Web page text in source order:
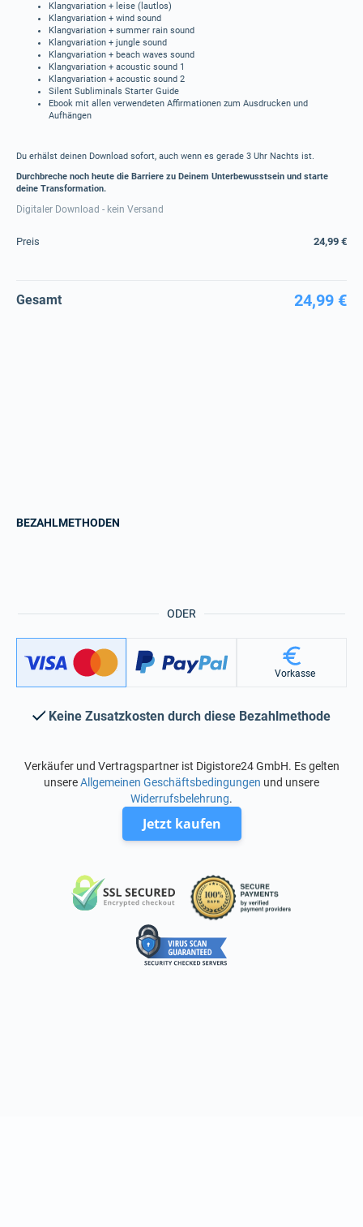
Klangvariation + leise (lautlos)
Klangvariation + wind sound
Klangvariation + summer rain sound
Klangvariation + jungle sound
Klangvariation + beach waves sound
Klangvariation + acoustic sound 1
Klangvariation + acoustic sound 2
Silent Subliminals Starter Guide
Ebook mit allen verwendeten Affirmationen zum Ausdrucken und
Aufhängen
Du erhälst deinen Download sofort, auch wenn es gerade 3 Uhr Nachts ist.
Durchbreche noch heute die Barriere zu Deinem Unterbewusstsein und starte
deine Transformation.
Digitaler Download - kein Versand
Preis 24,99 €
Gesamt 24,99 €
ODER
BEZAHLMETHODEN
Vorkasse
Keine Zusatzkosten durch diese Bezahlmethode
Verkäufer und Vertragspartner ist Digistore24 GmbH. Es gelten
unsereAllgemeinen Geschäftsbedingungen und unsere
Widerrufsbelehrung.
Jetzt kaufen